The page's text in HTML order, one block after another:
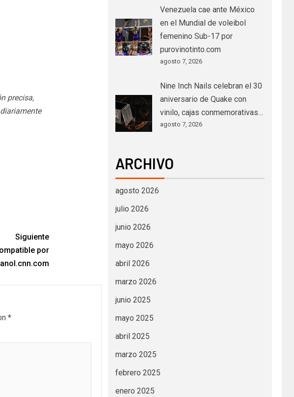
precisa,
Siguiente
por
*
Venezuela cae ante México
en el Mundial de voleibol
femenino Sub-17 por
purovinotinto.com
agosto 7, 2026
Nine Inch Nails celebran el 30
aniversario de Quake con
vinilo, cajas conmemorativas…
agosto 7, 2026
ARCHIVO
agosto 2026
julio 2026
junio 2026
mayo 2026
abril 2026
marzo 2026
junio 2025
mayo 2025
abril 2025
marzo 2025
febrero 2025
enero 2025